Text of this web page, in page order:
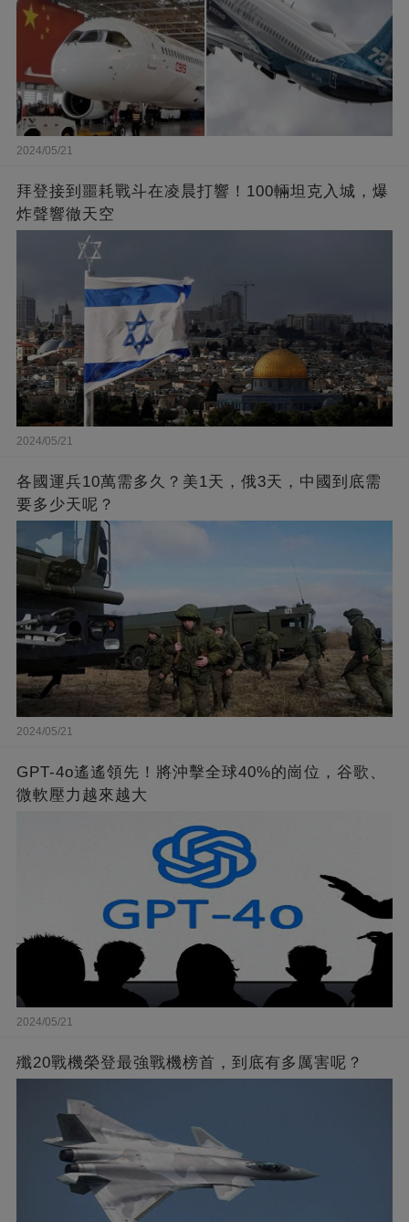
2024/05/21
拜登接到噩耗戰斗在凌晨打響！100輛坦克入城，爆
炸聲響徹天空
2024/05/21
各國運兵10萬需多久？美1天，俄3天，中國到底需
要多少天呢？
2024/05/21
GPT-4o遙遙領先！將沖擊全球40%的崗位，谷歌、
微軟壓力越來越大
2024/05/21
殲20戰機榮登最強戰機榜首，到底有多厲害呢？